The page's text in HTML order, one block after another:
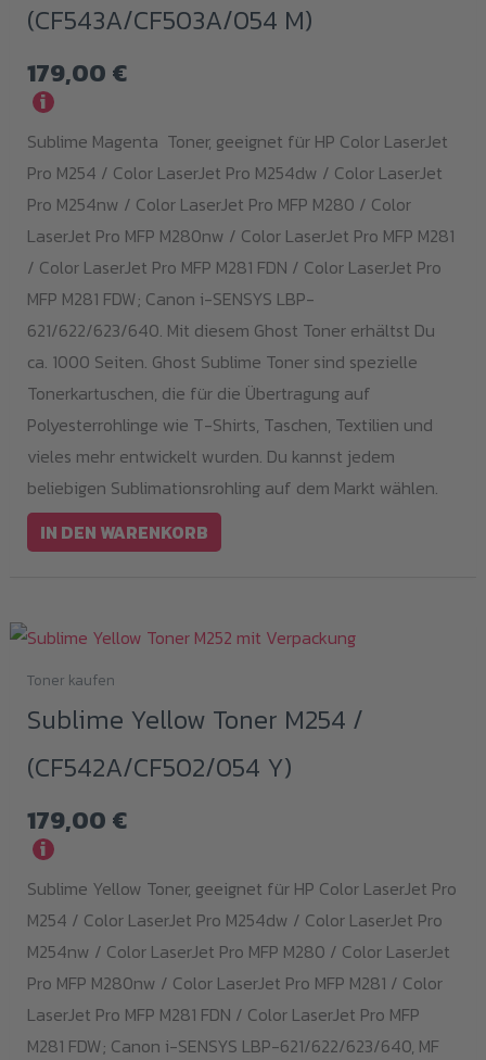
(CF543A/CF503A/054 M)
179,00 €
i
Sublime Magenta Toner, geeignet für HP Color LaserJet
Pro M254 / Color LaserJet Pro M254dw / Color LaserJet
Pro M254nw / Color LaserJet Pro MFP M280 / Color
LaserJet Pro MFP M280nw / Color LaserJet Pro MFP M281
/ Color LaserJet Pro MFP M281 FDN / Color LaserJet Pro
MFP M281 FDW; Canon i-SENSYS LBP-
621/622/623/640. Mit diesem Ghost Toner erhältst Du
ca. 1000 Seiten. Ghost Sublime Toner sind spezielle
Tonerkartuschen, die für die Übertragung auf
Polyesterrohlinge wie T-Shirts, Taschen, Textilien und
vieles mehr entwickelt wurden. Du kannst jedem
beliebigen Sublimationsrohling auf dem Markt wählen.
IN DEN WARENKORB
Toner kaufen
Sublime Yellow Toner M254 /
(CF542A/CF502/054 Y)
179,00 €
i
Sublime Yellow Toner, geeignet für HP Color LaserJet Pro
M254 / Color LaserJet Pro M254dw / Color LaserJet Pro
M254nw / Color LaserJet Pro MFP M280 / Color LaserJet
Pro MFP M280nw / Color LaserJet Pro MFP M281 / Color
LaserJet Pro MFP M281 FDN / Color LaserJet Pro MFP
M281 FDW; Canon i-SENSYS LBP-621/622/623/640, MF